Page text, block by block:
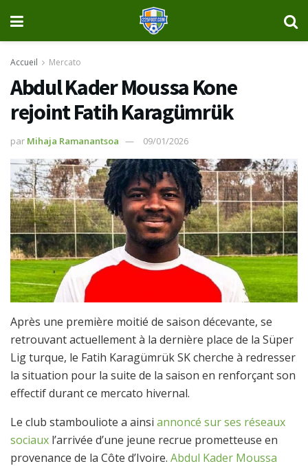
Accueil Mercato
Abdul Kader Moussa Kone
rejoint Fatih Karagümrük
par Mihaja Ramanantsoa 09/01/2026
Après une première moitié de saison décevante, se
retrouvant actuellement à la dernière place de la Süper
Lig turque, le Fatih Karagümrük SK cherche à redresser
la situation pour la suite de la saison en renforçant son
effectif durant ce mercato hivernal.
Le club stambouliote a ainsi annoncé sur ses réseaux
sociaux l’arrivée d’une jeune recrue prometteuse en
provenance de la Côte d’Ivoire. Abdul Kader Moussa